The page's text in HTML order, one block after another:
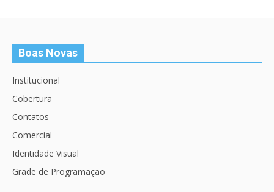
Boas Novas
Institucional
Cobertura
Contatos
Comercial
Identidade Visual
Grade de Programação